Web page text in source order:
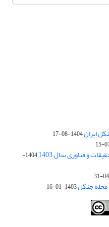
ایران1404-08-17
و فناوری سال 1403
1404-
مجله جنگل1403-01-16